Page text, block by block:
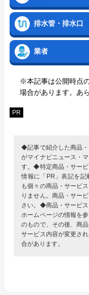
排水管・排水口
業者
※本記事は公開時点
場合があります。あ
PR
◆記事で紹介した商品
がマイナビニュース・
す。◆特定商品・サー
情報に「PR」表記を
も個々の商品・サービ
りません。商品・サー
さい。◆商品・サービ
ホームページの情報を
のもので、その後、商
サービス内容が変更さ
合があります。